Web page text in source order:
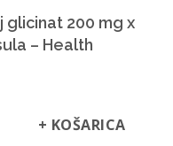
glicinat 200 mg x
– Health
+ KOŠARICA